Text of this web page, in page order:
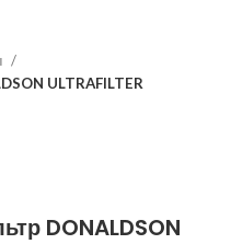
ULTRAFILTER
DONALDSON